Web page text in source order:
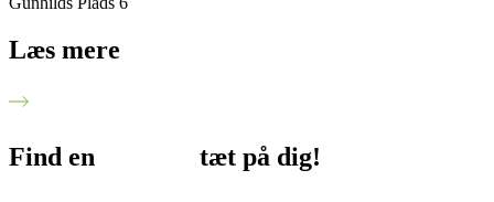
Læs mere
Find en tæt på dig!